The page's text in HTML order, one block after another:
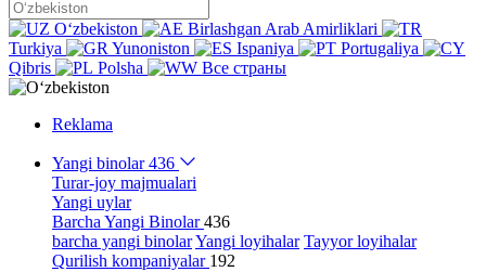
Oʻzbekiston
Birlashgan Arab Amirliklari
Turkiya
Yunoniston Ispaniya
Portugaliya
Qibris
Polsha Все страны
Reklama
Yangi binolar436
Turar-joy majmualari
Yangi uylar
Barcha Yangi Binolar436
barcha yangi binolarYangi loyihalar Tayyor loyihalar
Qurilish kompaniyalar 192